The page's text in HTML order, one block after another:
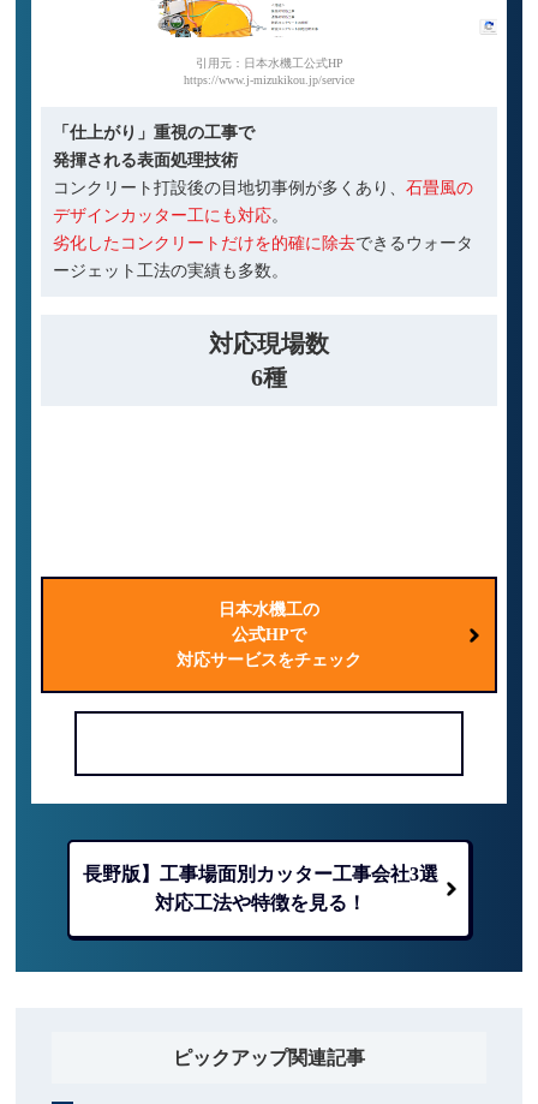
引用元：日本水機工公式HP
https://www.j-mizukikou.jp/service
「仕上がり」重視の工事で
発揮される表面処理技術
コンクリート打設後の目地切事例が多くあり、 石畳風の
デザインカッター工にも対応。
劣化したコンクリートだけを的確に除去できるウォータ
ージェット工法の実績も多数。
対応現場数
6種
日本水機工の
公式HPで
対応サービスをチェック
長野版】工事場面別カッター工事会社3選
対応工法や特徴を見る！
ピックアップ関連記事